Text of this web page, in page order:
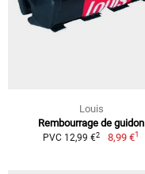
Louis
Rembourrage de guidon
PVC 12,99 €2 8,99 €1